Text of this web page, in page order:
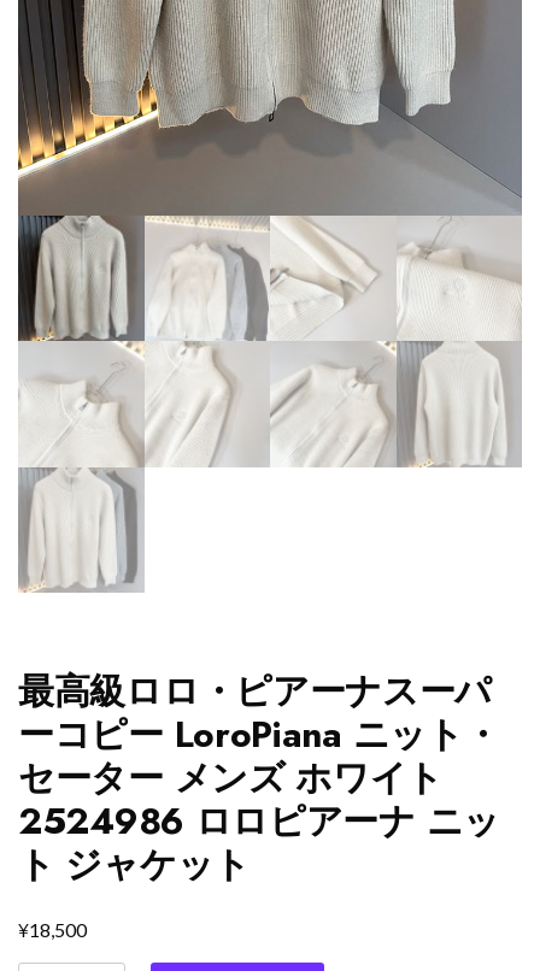
最高級ロロ・ピアーナスーパ
ーコピー LoroPiana ニット・
セーター メンズ ホワイト
2524986 ロロピアーナ ニッ
ト ジャケット
¥18,500